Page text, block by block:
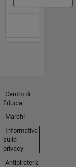
Centro di
fiducia
Marchi
Informativa
sulla
privacy
Antipirateria